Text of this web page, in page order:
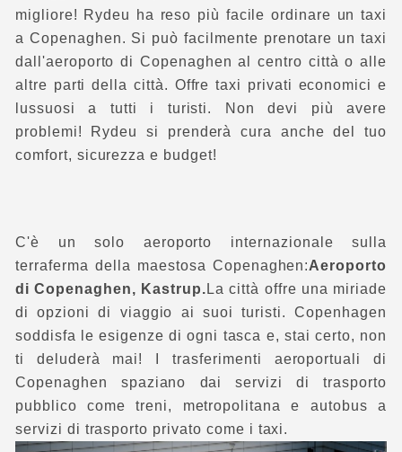
migliore! Rydeu ha reso più facile ordinare un taxi
a Copenaghen. Si può facilmente prenotare un taxi
dall'aeroporto di Copenaghen al centro città o alle
altre parti della città. Offre taxi privati economici e
lussuosi a tutti i turisti. Non devi più avere
problemi! Rydeu si prenderà cura anche del tuo
comfort, sicurezza e budget!
C'è un solo aeroporto internazionale sulla
terraferma della maestosa Copenaghen:Aeroporto
di Copenaghen, Kastrup. La città offre una miriade
di opzioni di viaggio ai suoi turisti. Copenhagen
soddisfa le esigenze di ogni tasca e, stai certo, non
ti deluderà mai! I trasferimenti aeroportuali di
Copenaghen spaziano dai servizi di trasporto
pubblico come treni, metropolitana e autobus a
servizi di trasporto privato come i taxi.